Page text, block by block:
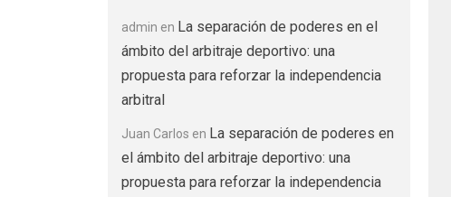
admin en La separación de poderes en el
ámbito del arbitraje deportivo: una
propuesta para reforzar la independencia
arbitral
Juan Carlos en La separación de poderes en
el ámbito del arbitraje deportivo: una
propuesta para reforzar la independencia